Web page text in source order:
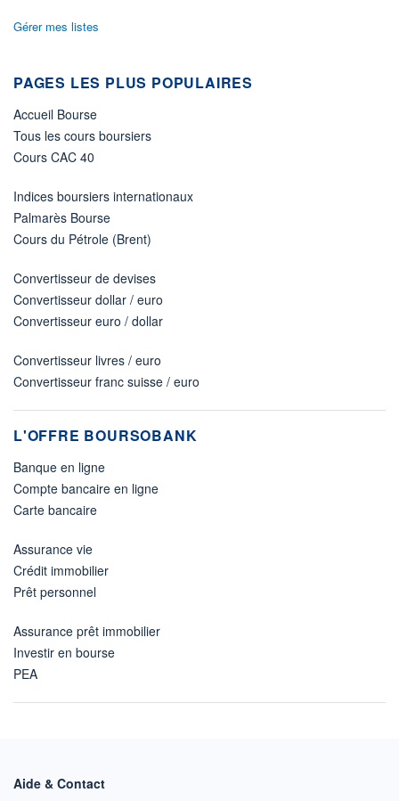
ÉLIGIBILITÉ
Non éligible
+ PORTEFEUILLE
Gérer mes listes
PAGES LES PLUS POPULAIRES
Accueil Bourse
Tous les cours boursiers
Cours CAC 40
Indices boursiers internationaux
Palmarès Bourse
Cours du Pétrole (Brent)
Convertisseur de devises
Convertisseur dollar / euro
Convertisseur euro / dollar
Convertisseur livres / euro
Convertisseur franc suisse / euro
L'OFFRE BOURSOBANK
Banque en ligne
Compte bancaire en ligne
Carte bancaire
Assurance vie
Crédit immobilier
Prêt personnel
Assurance prêt immobilier
Investir en bourse
PEA
Aide & Contact